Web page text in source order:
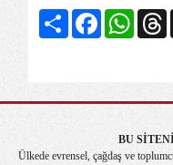
Share Facebook
BU
Ülkede evrensel, çağdaş ve